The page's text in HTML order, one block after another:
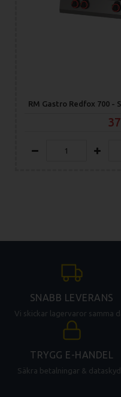
RM Gastro Redfox 700 -
SNABB LEVERANS
Vi skickar lagervaror samma
TRYGG E-HANDEL
Säkra betalningar &